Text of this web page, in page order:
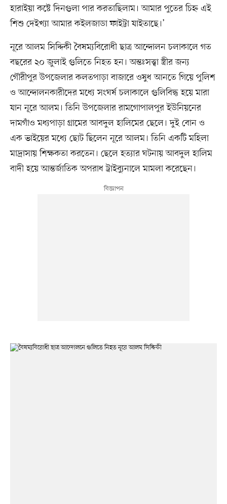
হারাইয়া কষ্টে দিনগুলা পার করতাছিলাম। আমার পুতের চিহ্ন এই
শিশু দেইখ্যা আমার কইলজাডা ফাইট্টা যাইতাছে।’
নূরে আলম সিদ্দিকী বৈষম্যবিরোধী ছাত্র আন্দোলন চলাকালে গত
বছরের ২০ জুলাই গুলিতে নিহত হন। অন্তঃসত্ত্বা স্ত্রীর জন্য
গৌরীপুর উপজেলার কলতপাড়া বাজারে ওষুধ আনতে গিয়ে পুলিশ
ও আন্দোলনকারীদের মধ্যে সংঘর্ষ চলাকালে গুলিবিদ্ধ হয়ে মারা
যান নূরে আলম। তিনি উপজেলার রামগোপালপুর ইউনিয়নের
দামগাঁও মধ্যপাড়া গ্রামের আবদুল হালিমের ছেলে। দুই বোন ও
এক ভাইয়ের মধ্যে ছোট ছিলেন নূরে আলম। তিনি একটি মহিলা
মাদ্রাসায় শিক্ষকতা করতেন। ছেলে হত্যার ঘটনায় আবদুল হালিম
বাদী হয়ে আন্তর্জাতিক অপরাধ ট্রাইব্যুনালে মামলা করেছেন।